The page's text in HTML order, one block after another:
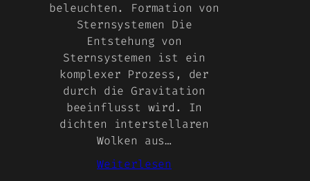
beleuchten. Formation von
Sternsystemen Die
Entstehung von
Sternsystemen ist ein
komplexer Prozess, der
durch die Gravitation
beeinflusst wird. In
dichten interstellaren
Wolken aus…
Weiterlesen